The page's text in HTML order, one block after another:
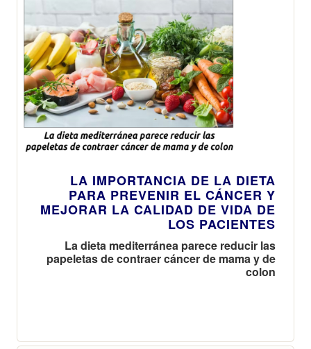
LA IMPORTANCIA DE LA DIETA
PARA PREVENIR EL CÁNCER Y
MEJORAR LA CALIDAD DE VIDA DE
LOS PACIENTES
La dieta mediterránea parece reducir las
papeletas de contraer cáncer de mama y de
colon